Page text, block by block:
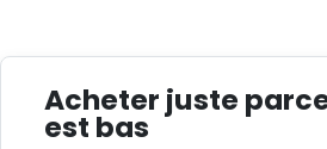
Acheter juste
est bas